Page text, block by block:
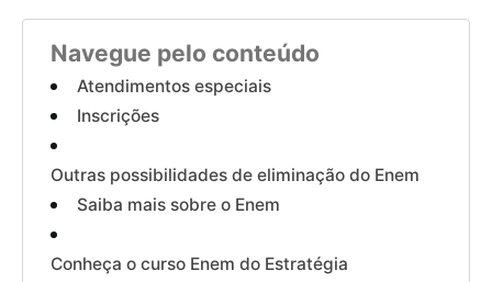
Navegue pelo conteúdo
Atendimentos especiais
Inscrições
Outras possibilidades de eliminação do Enem
Saiba mais sobre o Enem
Conheça o curso Enem do Estratégia